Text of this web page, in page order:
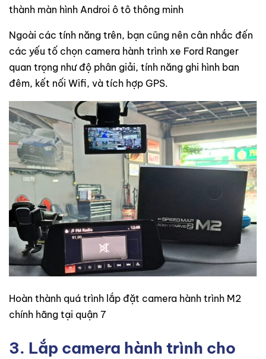
thành màn hình Androi ô tô thông minh
Ngoài các tính năng trên, bạn cũng nên cân nhắc đến
các yếu tố chọn camera hành trình xe Ford Ranger
quan trọng như độ phân giải, tính năng ghi hình ban
đêm, kết nối Wifi, và tích hợp GPS.
Hoàn thành quá trình lắp đặt camera hành trình M2
chính hãng tại quận 7
3. Lắp camera hành trình cho